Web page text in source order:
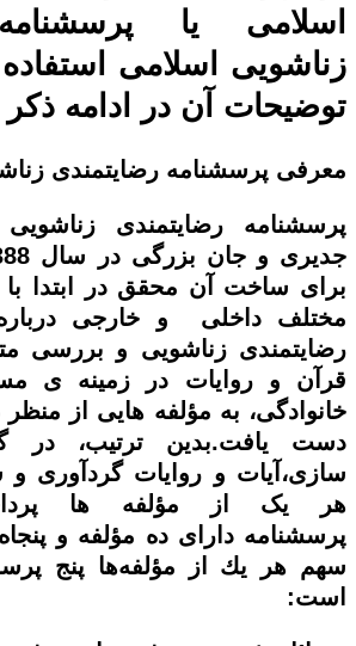
اسلامی یا
زناشویی اسلامی
توضیحات آن در ادامه
معرفی پرسشنامه رضایتمندی
پرسشنامه رضایتمندی
برای ساخت آن محقق در ابتدا
مختلف داخلی و خارجی
رضایتمندی زناشویی و بررسی
قرآن و روایات در زمینه ی
خانوادگی، به مؤلفه هایی از منظر
دست یافت.بدین ترتیب، در
سازی،آیات و روایات گردآوری
هر یک از مؤلفه ها
پرسشنامهدارای ده مؤلفه و
سهم هر يك از مؤلفه‌ها پنج
است: